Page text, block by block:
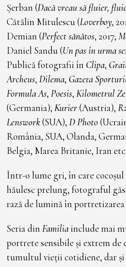
Șerban (Dacă vreau să fluier,
Cătălin Mitulescu (Loverboy,
Demian (Perfect sănătos, 2017;
Daniel Sandu (Un pas în urma
Publică fotografii în Clipa,
Archeus,Dilema, Gazeta
Formula As,Poesis,Kilometrul
(Germania),Kurier(Austria),
Lenswork(SUA),D Photo
România, SUA, Olanda,
Belgia, Marea Britanie, Iran etc.
Într-o lume gri, în care cocoșul
hăulesc prelung, fotograful
rază de lumină în
Seria dinFamiliainclude mai
portrete sensibile și extrem de
tumultul vieții cotidiene, dar și